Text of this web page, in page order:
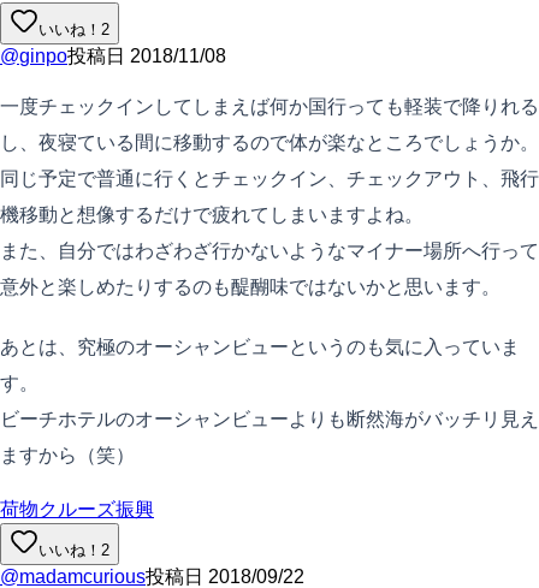
いいね！ 2
@ginpo投稿日 2018/11/08
一度チェックインしてしまえば何か国行っても軽装で降りれる
し、夜寝ている間に移動するので体が楽なところでしょうか。
同じ予定で普通に行くとチェックイン、チェックアウト、飛行
機移動と想像するだけで疲れてしまいますよね。
また、自分ではわざわざ行かないようなマイナー場所へ行って
意外と楽しめたりするのも醍醐味ではないかと思います。
あとは、究極のオーシャンビューというのも気に入っていま
す。
ビーチホテルのオーシャンビューよりも断然海がバッチリ見え
ますから（笑）
荷物クルーズ振興
いいね！ 2
@madamcurious投稿日 2018/09/22